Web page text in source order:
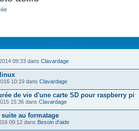
09:33 dans Clavardage
10:19 dans Clavardage
de vie d'une carte SD pour raspberry pi
15:36 dans Clavardage
au formatage
09:12 dans Besoin d'aide